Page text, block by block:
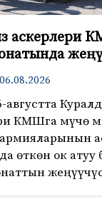
аскерлери
августта
КМШга мүчө
өткөн ок атуу